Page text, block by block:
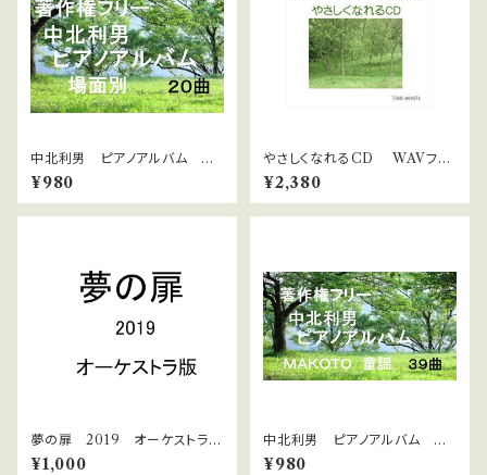
中北利男 ピアノアルバム 場
面別
¥980
やさしくなれるCD WAVファ
イルダウンロード版 中北利男
¥2,380
夢の扉 2019 オーケストラ
版 ＷＡＶファイル
¥1,000
中北利男 ピアノアルバム M
AKOTO童謡 ３９曲
¥980